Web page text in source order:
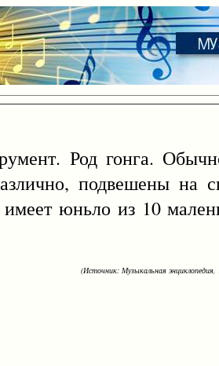
Род гонга.
подвешены на
юньло из 10
(Источник: Музыкальная энциклопедия,